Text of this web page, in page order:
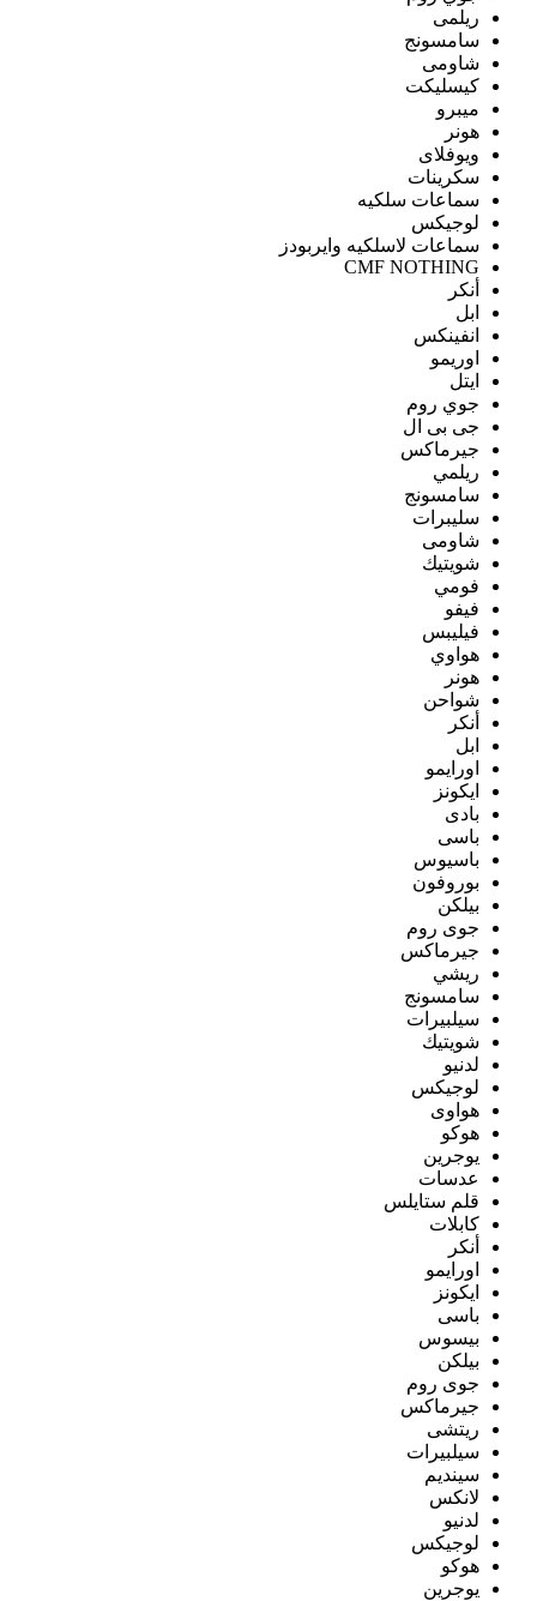
ريلمى
سامسونج
شاومى
كيسليكت
ميبرو
هونر
ويوفلاى
سكرينات
سماعات سلكيه
لوجيكس
سماعات لاسلكيه وايربودز
CMF NOTHING
أنكر
ابل
انفينكس
اوريمو
ايتل
جوي روم
جى بى ال
جيرماكس
ريلمي
سامسونج
سليبرات
شاومى
شويتيك
فومي
فيفو
فيليبس
هواوي
هونر
شواحن
أنكر
ابل
اورايمو
ايكونز
بادى
باسى
باسيوس
بوروفون
بيلكن
جوى روم
جيرماكس
ريشي
سامسونج
سيلبيرات
شويتيك
لدنيو
لوجيكس
هواوى
هوكو
يوجرين
عدسات
قلم ستايلس
كابلات
أنكر
اورايمو
ايكونز
باسى
بيسوس
بيلكن
جوى روم
جيرماكس
ريتشى
سيلبيرات
سينديم
لانكس
لدنيو
لوجيكس
هوكو
يوجرين